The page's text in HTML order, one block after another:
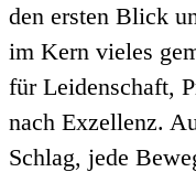
den ersten Blick
im Kern vieles
für Leidenschaft,
nach Exzellenz.
Schlag, jede